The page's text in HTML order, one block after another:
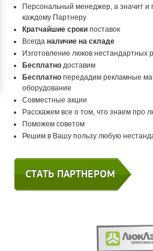
Персональный менеджер, а значит и
каждому Партнеру
Кратчайшие сроки поставок
Всегданаличие на складе
Изготовление люков нестандартных
Бесплатно доставим
Бесплатно передадим рекламные
оборудование
Совместные акции
Расскажем все о том, что знаем про
Поможем советом
Решим в Вашу пользу любую
СТАТЬ ПАРТНЕРОМ